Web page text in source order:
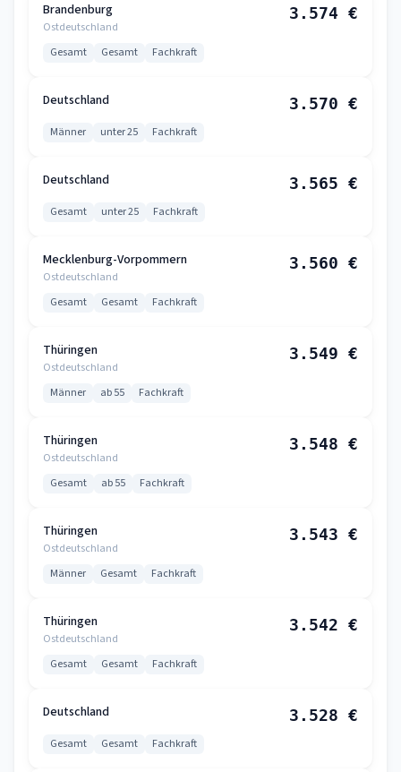
Brandenburg
Ostdeutschland
3.574 €
Gesamt Gesamt Fachkraft
Deutschland 3.570 €
Männer unter 25 Fachkraft
Deutschland 3.565 €
Gesamt unter 25 Fachkraft
Mecklenburg-Vorpommern
Ostdeutschland
3.560 €
Gesamt Gesamt Fachkraft
Thüringen
Ostdeutschland
3.549 €
Männer ab 55 Fachkraft
Thüringen
Ostdeutschland
3.548 €
Gesamt ab 55 Fachkraft
Thüringen
Ostdeutschland
3.543 €
Männer Gesamt Fachkraft
Thüringen
Ostdeutschland
3.542 €
Gesamt Gesamt Fachkraft
Deutschland 3.528 €
Gesamt Gesamt Fachkraft